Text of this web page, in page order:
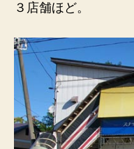
階
へ
の
階
段
を
上
３店舗ほど。